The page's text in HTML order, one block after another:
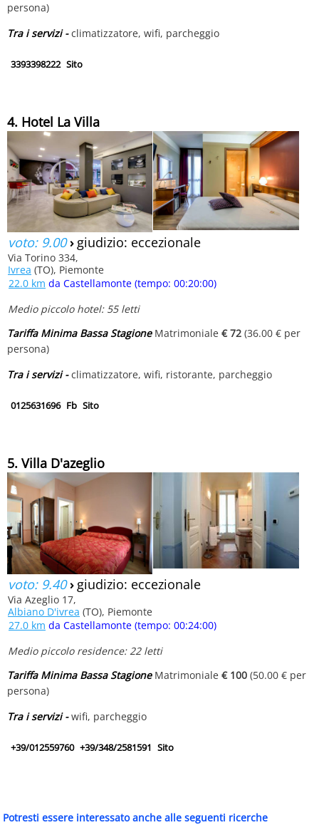
persona)
Tra i servizi -climatizzatore, wifi, parcheggio
3393398222 Sito
4. Hotel La Villa
voto: 9.00› giudizio: eccezionale
Via Torino 334,
Ivrea (TO), Piemonte
22.0 km da Castellamonte (tempo: 00:20:00)
Medio piccolo hotel: 55 letti
Tariffa Minima Bassa StagioneMatrimoniale € 72 (36.00 € per
persona)
Tra i servizi -climatizzatore, wifi, ristorante, parcheggio
0125631696 Fb Sito
5. Villa D'azeglio
voto: 9.40› giudizio: eccezionale
Via Azeglio 17,
Albiano D'ivrea (TO), Piemonte
27.0 km da Castellamonte (tempo: 00:24:00)
Medio piccolo residence: 22 letti
Tariffa Minima Bassa StagioneMatrimoniale € 100 (50.00 € per
persona)
Tra i servizi -wifi, parcheggio
+39/012559760 +39/348/2581591 Sito
Potresti essere interessato anche alle seguenti ricerche